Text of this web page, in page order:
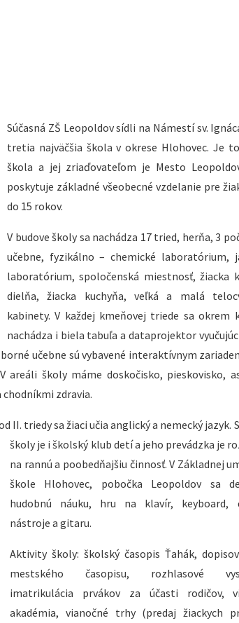
Súčasná ZŠ Leopoldov sídli na Námestí sv.
tretia najväčšia škola v okrese Hlohovec. Je
škola a jej zriaďovateľom je Mesto
poskytuje základné všeobecné vzdelanie pre
do 15 rokov.
V budove školy sa nachádza 17 tried, herňa, 3
učebne, fyzikálno – chemické laboratórium,
laboratórium, spoločenská miestnosť, žiacka
dielňa, žiacka kuchyňa, veľká a malá
kabinety. V každej kmeňovej triede sa okrem
nachádza i biela tabuľa a dataprojektor
učebne sú vybavené interaktívnym
školy máme doskočisko, pieskovisko,
zdravia.
II. triedy sa žiaci učia anglický a nemecký jazyk.
školy je i školský klub detí a jeho prevádzka je
na rannú a poobedňajšiu činnosť. V Základnej
škole Hlohovec, pobočka Leopoldov sa
hudobnú náuku, hru na klavír, keyboard,
nástroje a gitaru.
Aktivity školy: školský časopis Ťahák,
mestského časopisu, rozhlasové
imatrikulácia prvákov za účasti rodičov,
akadémia, vianočné trhy (predaj žiackych